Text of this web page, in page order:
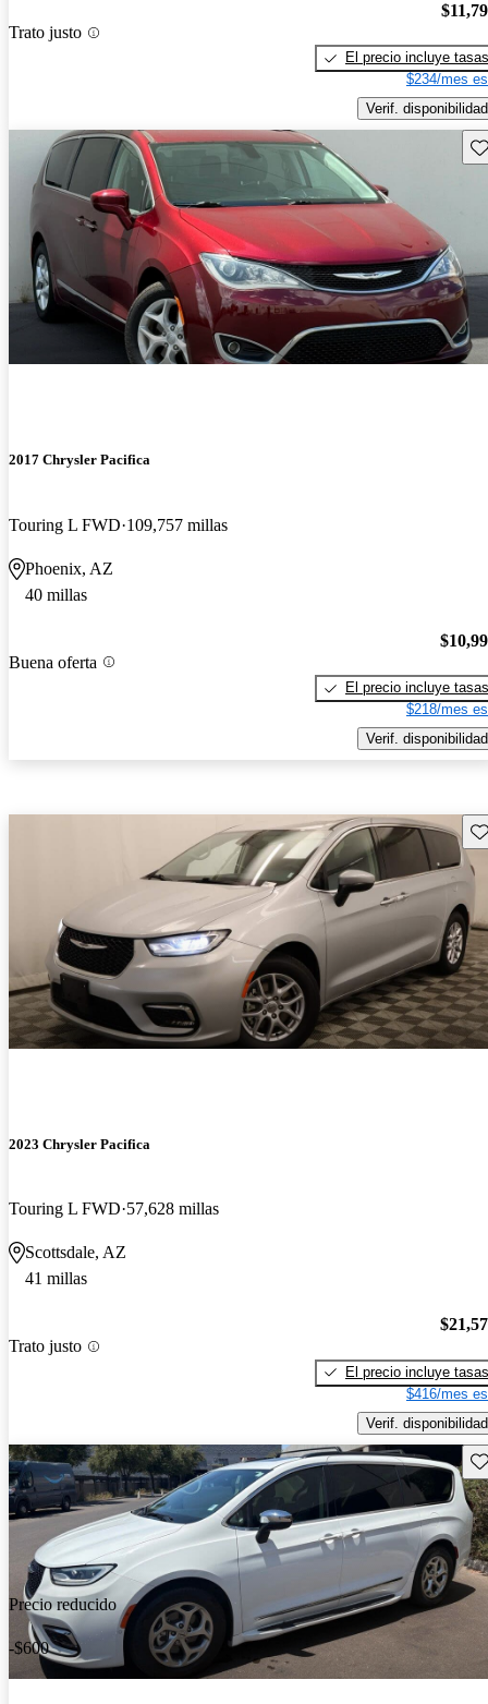
Trato justo
El precio incluye tasas
$234/mes
Verif. disponibilidad
2017 Chrysler Pacifica
Touring L FWD 109,757 millas
Phoenix, AZ
40 millas
Buena oferta
El precio incluye tasas
$218/mes
Verif. disponibilidad
2023 Chrysler Pacifica
Touring L FWD 57,628 millas
Scottsdale, AZ
41 millas
Trato justo
El precio incluye tasas
$416/mes
Verif. disponibilidad
Precio reducido
-$600